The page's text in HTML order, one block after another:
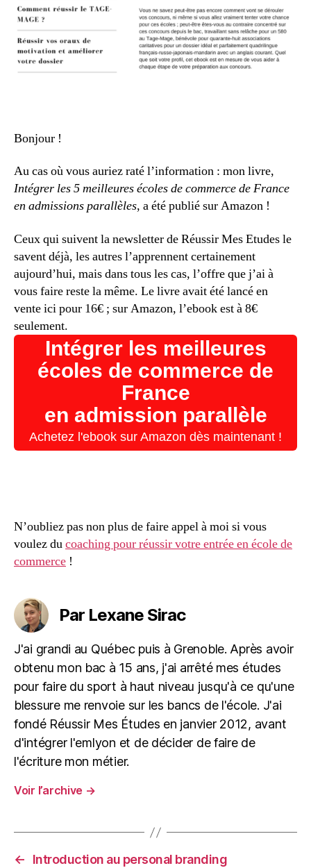
Bonjour !
Au cas où vous auriez raté l’information : mon livre,
Intégrer les 5 meilleures écoles de commerce de France
en admissions parallèles, a été publié sur Amazon !
Ceux qui suivent la newsletter de Réussir Mes Etudes le
savent déjà, les autres l’apprennent certainement
aujourd’hui, mais dans tous les cas, l’offre que j’ai à
vous faire reste la même. Le livre avait été lancé en
vente ici pour 16€ ; sur Amazon, l’ebook est à 8€
seulement.
Intégrer les meilleures
écoles de commerce de
France
en admission parallèle
Achetez l'ebook sur Amazon dès maintenant !
N’oubliez pas non plus de faire appel à moi si vous
voulez ducoaching pour réussir votre entrée en école de
commerce !
Par Lexane Sirac
J'ai grandi au Québec puis à Grenoble. Après avoir
obtenu mon bac à 15 ans, j'ai arrêté mes études
pour faire du sport à haut niveau jusqu'à ce qu'une
blessure me renvoie sur les bancs de l'école. J'ai
fondé Réussir Mes Études en janvier 2012, avant
d'intégrer l'emlyon et de décider de faire de
l'écriture mon métier.
Voir l’archive →
←
Introduction au personal branding